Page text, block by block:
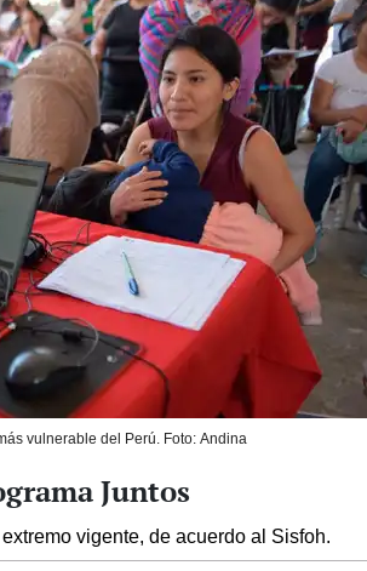
vulnerable del Perú. Foto: Andina
Juntos
vigente, de acuerdo al Sisfoh.